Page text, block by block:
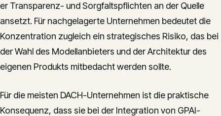
er Transparenz- und Sorgfaltspflichten an der Quelle
ansetzt. Für nachgelagerte Unternehmen bedeutet die
Konzentration zugleich ein strategisches Risiko, das bei
der Wahl des Modellanbieters und der Architektur des
eigenen Produkts mitbedacht werden sollte.
Für die meisten DACH-Unternehmen ist die praktische
Konsequenz, dass sie bei der Integration von GPAI-